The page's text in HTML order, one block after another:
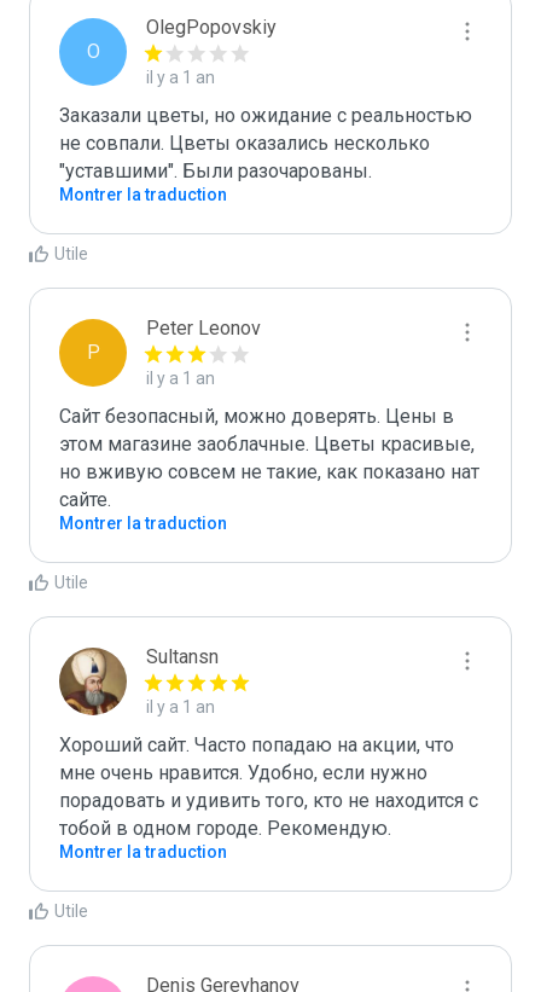
O
OlegPopovskiy
il y a 1 an
Заказали цветы, но ожидание с реальностью
не совпали. Цветы оказались несколько
"уставшими". Были разочарованы.
Montrer la traduction
Utile
P
Peter Leonov
il y a 1 an
Сайт безопасный, можно доверять. Цены в
этом магазине заоблачные. Цветы красивые,
но вживую совсем не такие, как показано нат
сайте.
Montrer la traduction
Utile
Sultansn
il y a 1 an
Хороший сайт. Часто попадаю на акции, что
мне очень нравится. Удобно, если нужно
порадовать и удивить того, кто не находится с
тобой в одном городе. Рекомендую.
Montrer la traduction
Utile
Denis Gereyhanov